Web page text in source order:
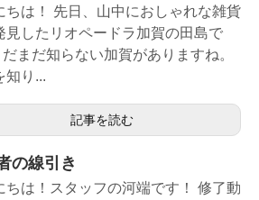
ちは！ 先日、山中におしゃれな雑貨
見したリオペードラ加賀の田島で
まだ知らない加賀がありますね。
知り...
記事を読む
の線引き
ちは！スタッフの河端です！ 修了動